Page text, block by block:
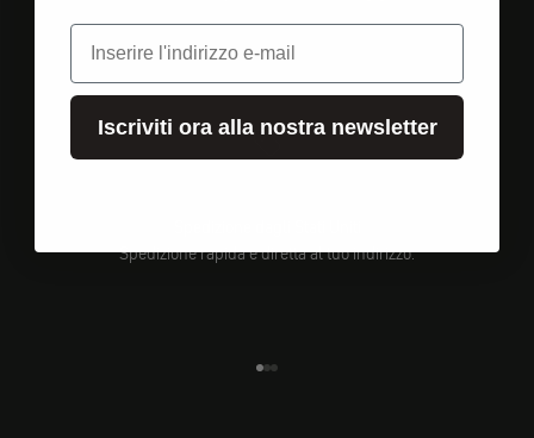
Spedizione rapida e diretta al tuo indirizzo.
e-mail
Iscriviti ora alla nostra newsletter